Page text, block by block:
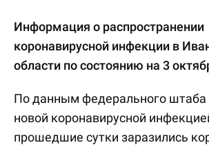
Информация о распространении
коронавирусной инфекции в
области по состоянию на 3
По данным федерального штаба
новой коронавирусной
прошедшие сутки заразились